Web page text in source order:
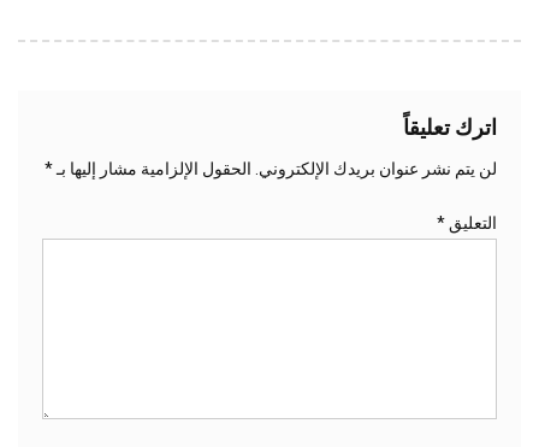
اترك تعليقاً
لن يتم نشر عنوان بريدك الإلكتروني. الحقول الإلزامية مشار إليها بـ*
التعليق *